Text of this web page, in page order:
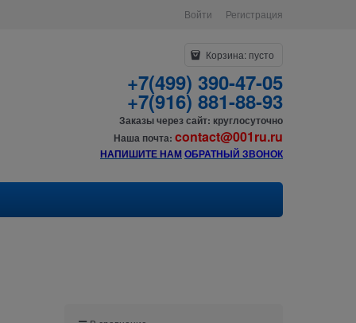
Войти Регистрация
Корзина: пусто
+7(499) 390-47-05
+7(916) 881-88-93
Заказы через сайт: круглосуточно
Наша почта: contact@001ru.ru
НАПИШИТЕ НАМОБРАТНЫЙ ЗВОНОК